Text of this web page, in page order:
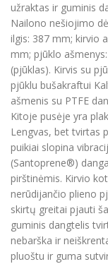
užraktas ir guminis
Nailono nešiojimo
ilgis: 387 mm; kirvio
mm; pjūklo
(pjūklas). Kirvis su
pjūklu bušakraftui
ašmenis su PTFE
Kitoje pusėje yra
Lengvas, bet tvirtas
puikiai slopina
(Santoprene®)
pirštinėmis. Kirvio
nerūdijančio plieno
skirtų greitai pjauti
guminis dangtelis
nebarška ir
pluoštu ir guma